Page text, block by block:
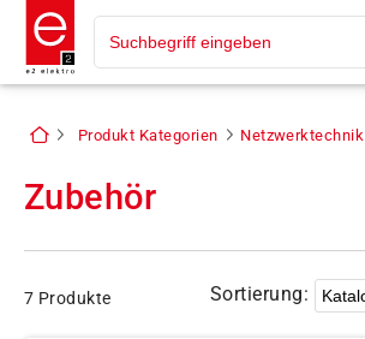
Produkt Kategorien Netzwerktechnik
Zubehör
7 Produkte Sortierung: